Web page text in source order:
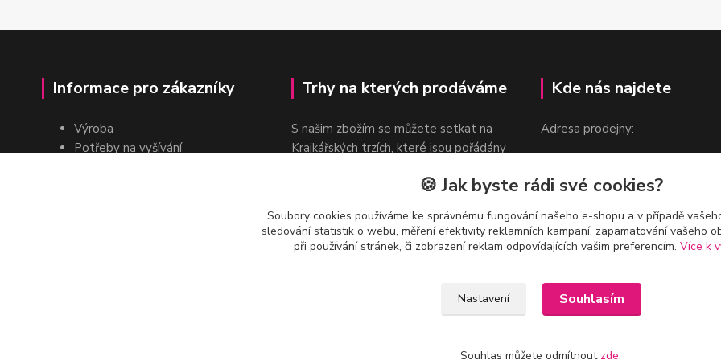
Informace pro zákazníky
Výroba
Potřeby na vyšívání
Trhy na kterých prodáváme
S našim zbožím se můžete setkat na
Krajkářských trzích, které jsou pořádány
Kde nás najdete
Adresa prodejny:
v blízkosti stanice Metra B -
Českomoravská
🍪 Jak byste rádi své cookies?
Soubory cookies používáme ke správnému fungování našeho e-shopu a v případě
sledování statistik o webu, měření efektivity reklamních kampaní, zapamatování vašeho
při používání stránek, či zobrazení reklam odpovídajících vašim preferencím. Více k
Nastavení Souhlasím
Souhlas můžete odmítnout zde.